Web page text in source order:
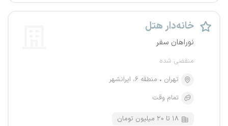
خانه‌دار هتل
نوراهان سفر
منقضی شده
تهران
منطقه ۶، ایرانشهر
تمام وقت
۱۸ تا ۲۰ میلیون تومان